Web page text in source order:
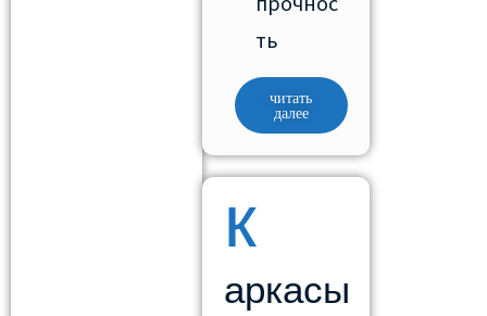
ть
читать
далее
к
аркасы